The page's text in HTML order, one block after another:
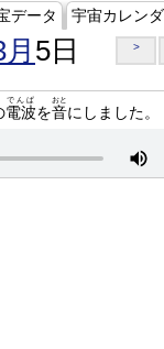
データ 宇宙カレン
5日 >
電波
でんぱ
を音
おと
にしました。